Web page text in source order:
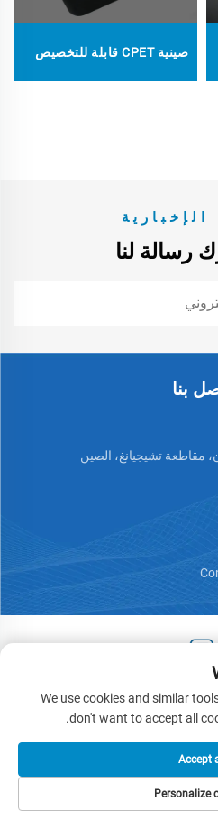
صينية CPET قابلة للتخصيص
الإخبارية
رسالة لنا
بنا
مقاطعة تشيجيانغ، الصين
We use cookies and similar
don't want to accept all
Personalize
Accept